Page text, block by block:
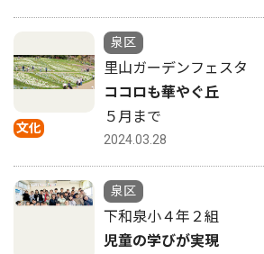
文化
泉区
里山ガーデンフェスタ
ココロも華やぐ丘
５月まで
2024.03.28
泉区
下和泉小４年２組
児童の学びが実現